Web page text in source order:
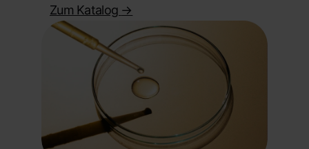
Zum Katalog ->